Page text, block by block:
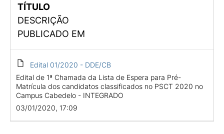
TÍTULO
DESCRIÇÃO
PUBLICADO EM
Edital 01/2020 - DDE/CB
Edital de 1ª Chamada da Lista de Espera para Pré-
Matrícula dos candidatos classificados no PSCT 2020 no
Campus Cabedelo - INTEGRADO
03/01/2020, 17:09